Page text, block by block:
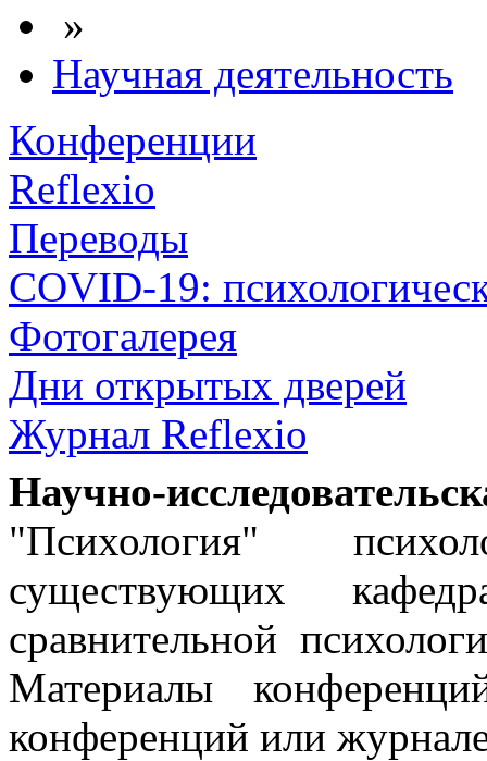
»
Научная деятельность
Конференции
Reflexio
Переводы
COVID-19:
Фотогалерея
Дни открытых дверей
Журнал Reflexio
Научно-
"Психология"
существующих
сравнительной
Материалы
конференций или